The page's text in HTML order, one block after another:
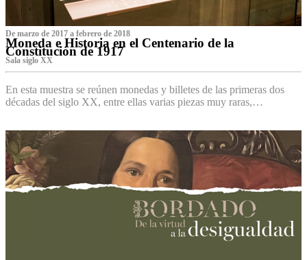
De marzo de 2017 a febrero de 2018
Moneda e Historia en el Centenario de la
Constitución de 1917
Sala siglo XX
En esta muestra se reúnen monedas y billetes de las primeras dos
décadas del siglo XX, entre ellas varias piezas muy raras,…